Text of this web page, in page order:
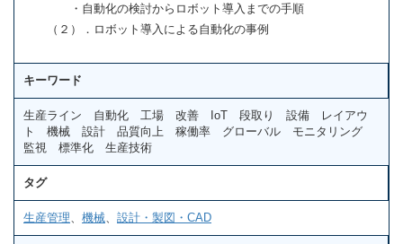
・自動化の検討からロボット導入までの手順
（２）．ロボット導入による自動化の事例
キーワード
生産ライン 自動化 工場 改善 IoT 段取り 設備 レイアウ
ト 機械 設計 品質向上 稼働率 グローバル モニタリング
監視 標準化 生産技術
タグ
生産管理 機械 設計・製図・CAD